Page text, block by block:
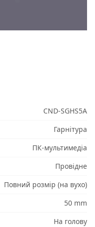
CND-SGHS5A
Гарнітура
ПК-мультимедіа
Провідне
Повний розмір (на вухо)
50 mm
На голову